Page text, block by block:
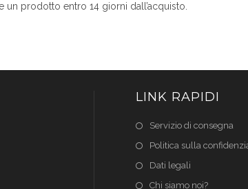
prodotto entro 14 giorni dall’acquisto.
LINK RAPIDI
Servizio di consegna
Politica sulla
Dati legali
Chi siamo noi?